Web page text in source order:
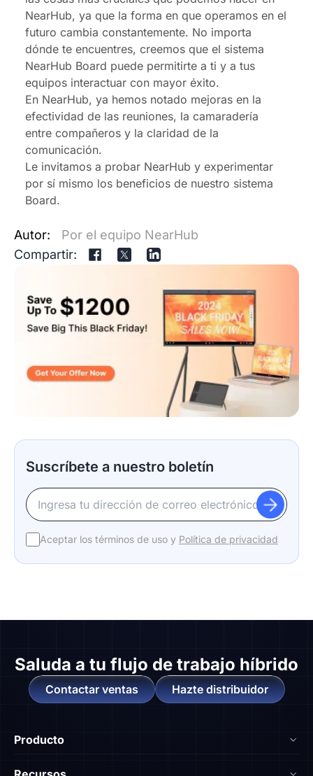
NearHub, ya que la forma en que operamos en el
futuro cambia constantemente. No importa
dónde te encuentres, creemos que el sistema
NearHub Board puede permitirte a ti y a tus
equipos interactuar con mayor éxito.
En NearHub, ya hemos notado mejoras en la
efectividad de las reuniones, la camaradería
entre compañeros y la claridad de la
comunicación.
Le invitamos a probar NearHub y experimentar
por sí mismo los beneficios de nuestro sistema
Board.
Autor:
Por el equipo NearHub
Compartir:
Suscríbete a nuestro boletín
Aceptar los términos de uso y Política de privacidad
Saluda a tu flujo de trabajo híbrido
Contactar ventas Hazte distribuidor
Producto